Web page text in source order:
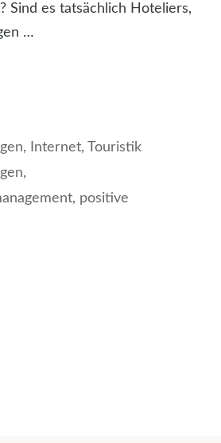
Sind es tatsächlich Hoteliers,
…
, Internet, Touristik
,
, positive